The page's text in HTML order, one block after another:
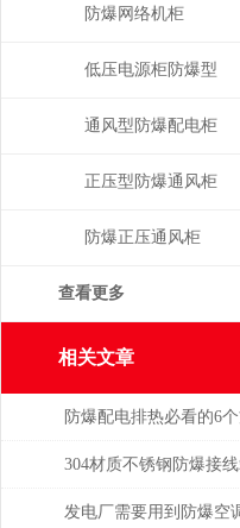
防爆网络机柜
低压电源柜防爆型
通风型防爆配电柜
正压型防爆通风柜
防爆正压通风柜
查看更多
相关文章
防爆配电排热必看的6
304材质不锈钢防爆接
温多少
发电厂需要用到防爆空